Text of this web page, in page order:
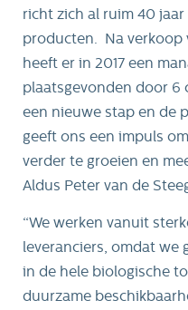
richt zich al ruim 40
producten. Na verkoop
heeft er in 2017 een
plaatsgevonden door 6
een nieuwe stap en de
geeft ons een impuls
verder te groeien en
Aldus Peter van de
“We werken vanuit
leveranciers, omdat we
in de hele biologische
duurzame